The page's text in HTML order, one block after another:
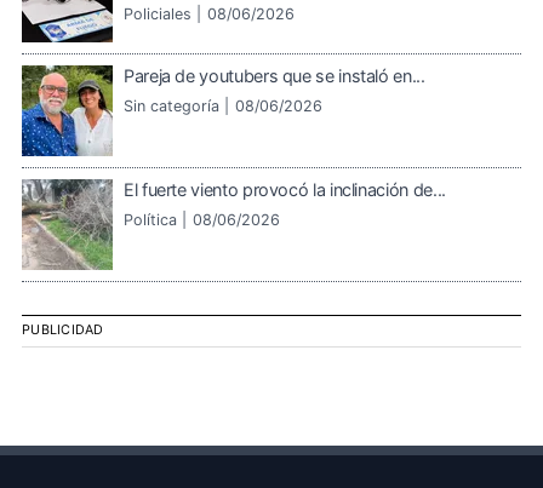
Policiales | 08/06/2026
Pareja de youtubers que se instaló en...
Sin categoría | 08/06/2026
El fuerte viento provocó la inclinación de...
Política | 08/06/2026
PUBLICIDAD